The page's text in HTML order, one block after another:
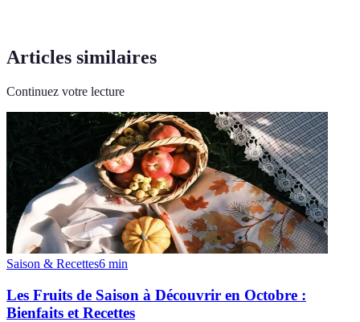
Articles similaires
Continuez votre lecture
Saison & Recettes6 min
Les Fruits de Saison à Découvrir en Octobre :
Bienfaits et Recettes